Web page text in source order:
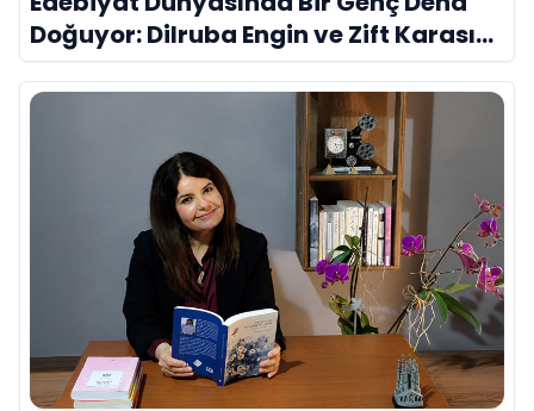
Doğuyor: Dilruba Engin ve Zift Karası
Evreni ‘AVENOİR’